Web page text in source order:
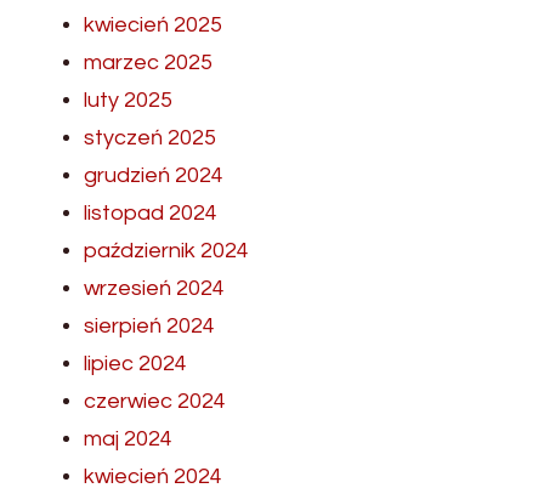
kwiecień 2025
marzec 2025
luty 2025
styczeń 2025
grudzień 2024
listopad 2024
październik 2024
wrzesień 2024
sierpień 2024
lipiec 2024
czerwiec 2024
maj 2024
kwiecień 2024